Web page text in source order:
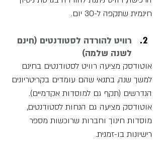
חינמית שתקפה ל-30 יום.
רוויט להורדה לסטודנטים (חינם
לשנה שלמה)
אוטודסק מציעה רוויט לסטודנטים בחינם
למשך שנה, בתנאי שהם עומדים בקריטריונים
הנדרשים (תקף גם למוסדות אקדמיים).
אוטודסק מציעה גם הנחות לסטודנטים,
מוסדות חינוך וחברות שרוכשות מספר
רישיונות בו-זמנית.